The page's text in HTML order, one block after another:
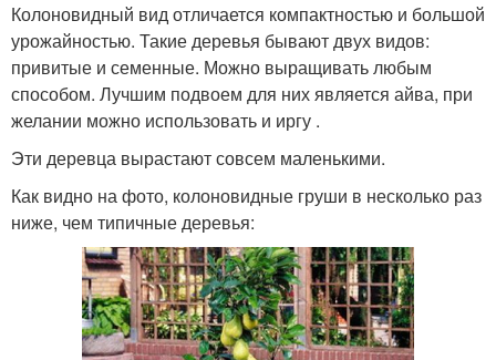
Колоновидный вид отличается компактностью и большой
урожайностью. Такие деревья бывают двух видов:
привитые и семенные. Можно выращивать любым
способом. Лучшим подвоем для них является айва, при
желании можно использовать и иргу .
Эти деревца вырастают совсем маленькими.
Как видно на фото, колоновидные груши в несколько раз
ниже, чем типичные деревья: